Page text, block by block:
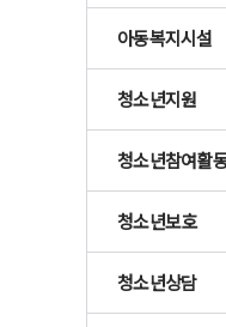
아동복지시설
청소년지원
청소년참여활
청소년보호
청소년상담